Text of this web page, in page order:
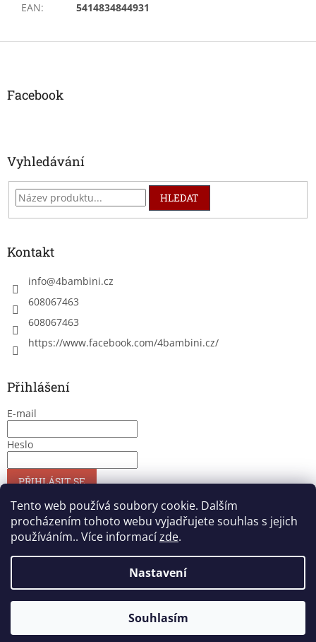
Tento web používá soubory cookie. Dalším
procházením tohoto webu vyjadřujete souhlas s jejich
používáním.. Více informacízde.
Nastavení
Souhlasím
EAN: 5414834844931
Z
Facebook
Vyhledávání
HLEDAT
Kontakt
info@4bambini.cz
608067463
608067463
https://www.facebook.com/4bambini.cz/
Přihlášení
E-mail
Heslo
PŘIHLÁSIT SE
Nová registraceZapomenuté heslo
nastavení cookies